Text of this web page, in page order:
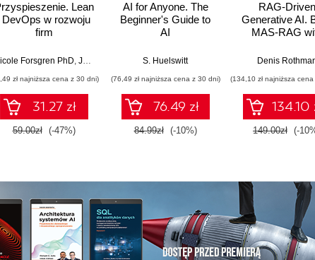
Lean
DevOps w rozwoju
firm
Forsgren PhD, Jez Humble Gene Kim
zł najniższa cena z 30 dni)
31.27 zł
59.00zł (-47%)
AI for Anyone. The
Beginner's Guide to
AI
S. Huelswitt
(76,49 zł najniższa cena z 30 dni)
76.49 zł
84.99zł (-10%)
RAG-Driven
Generative AI.
MAS-RAG
GraphRAG,
pipelines, and
Database
Second
Denis
(134,10 zł najniższa
134.10
149.00zł (-